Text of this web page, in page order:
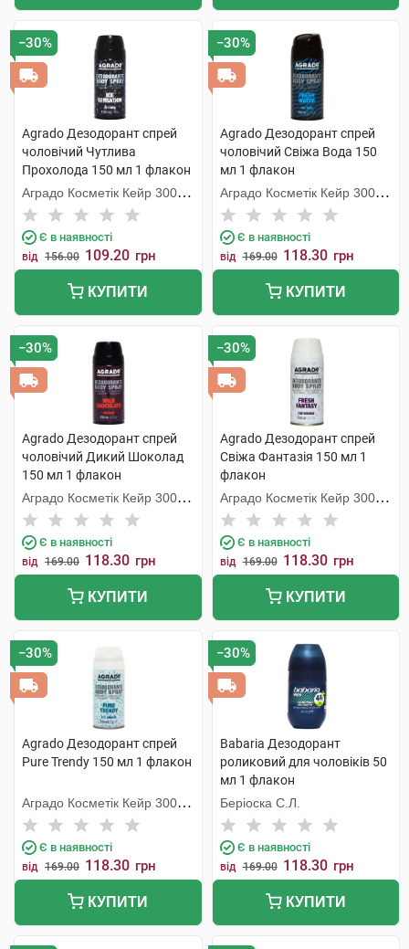
−30%
Agrado Дезодорант спрей
чоловічий Чутлива
Прохолода 150 мл 1 флакон
Аградо Косметік Кейр 3000
С.Л.У.
Є в наявності
від 156.00 109.20 грн
КУПИТИ
−30%
Agrado Дезодорант спрей
чоловічий Свіжа Вода 150
мл 1 флакон
Аградо Косметік Кейр 3000
С.Л.У.
Є в наявності
від 169.00 118.30 грн
КУПИТИ
−30%
Agrado Дезодорант спрей
чоловічий Дикий Шоколад
150 мл 1 флакон
Аградо Косметік Кейр 3000
С.Л.У.
Є в наявності
від 169.00 118.30 грн
КУПИТИ
−30%
Agrado Дезодорант спрей
Свіжа Фантазія 150 мл 1
флакон
Аградо Косметік Кейр 3000
С.Л.У.
Є в наявності
від 169.00 118.30 грн
КУПИТИ
−30%
Agrado Дезодорант спрей
Pure Trendy 150 мл 1 флакон
Аградо Косметік Кейр 3000
С.Л.У.
Є в наявності
від 169.00 118.30 грн
КУПИТИ
−30%
Babaria Дезодорант
роликовий для чоловіків 50
мл 1 флакон
Беріоска С.Л.
Є в наявності
від 169.00 118.30 грн
КУПИТИ